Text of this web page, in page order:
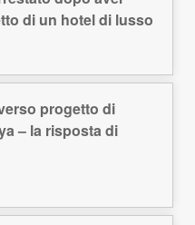
di un hotel di lusso
progetto di
– la risposta di